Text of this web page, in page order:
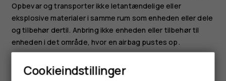
Opbevar og transporter ikke letantændelige eller
eksplosive materialer i samme rum som enheden eller dele
og tilbehør dertil. Anbring ikke enheden eller tilbehør til
enheden i det område, hvor en airbag pustes op.
Cookieindstillinger